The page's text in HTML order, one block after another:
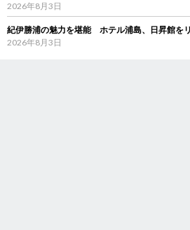
2026年8月3日
紀伊勝浦の魅力を堪能 ホテル浦島、日昇館を
2026年8月3日